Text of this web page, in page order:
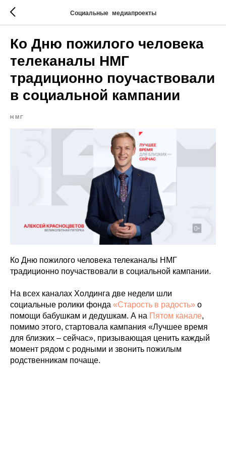
Социальные медиапроекты
Ко Дню пожилого человека
телеканалы НМГ
традиционно поучаствовали
в социальной кампании
НМГ
Ко Дню пожилого человека телеканалы НМГ
традиционно поучаствовали в социальной кампании.
На всех каналах Холдинга две недели шли
социальные ролики фонда «Старость в радость» о
помощи бабушкам и дедушкам. А на Пятом канале,
помимо этого, стартовала кампания «Лучшее время
для близких – сейчас», призывающая ценить каждый
момент рядом с родными и звонить пожилым
родственникам почаще.